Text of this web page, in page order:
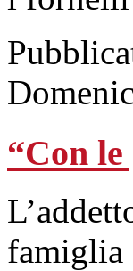
“Con
famiglia